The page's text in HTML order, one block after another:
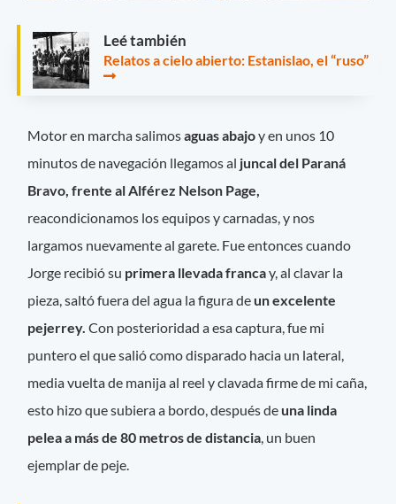
Leé también
Relatos a cielo abierto: Estanislao, el “ruso”
Motor en marcha salimosaguas abajoy en unos 10
minutos de navegación llegamos al juncal del Paraná
Bravo, frente al Alférez Nelson Page,
reacondicionamos los equipos y carnadas, y nos
largamos nuevamente al garete. Fue entonces cuando
Jorge recibió su primera llevada francay, al clavar la
pieza, saltó fuera del agua la figura de un excelente
pejerrey.Con posterioridad a esa captura, fue mi
puntero el que salió como disparado hacia un lateral,
media vuelta de manija al reel y clavada firme de mi caña,
esto hizo que subiera a bordo, después de una linda
pelea a más de 80 metros de distancia, un buen
ejemplar de peje.